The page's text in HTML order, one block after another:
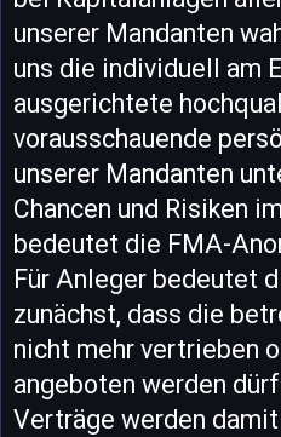
unserer Mandanten
uns die individuell am
ausgerichtete
vorausschauende
unserer Mandanten
Chancen und Risiken
bedeutet die FMA-
Für Anleger bedeutet
zunächst, dass die
nicht mehr vertrieben
angeboten werden
Verträge werden